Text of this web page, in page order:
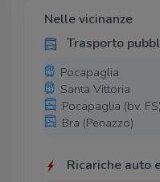
Possibilità di affittare
negozio.
Libero dal 1° maggio
Per ulteriori
Nelle vicinanze
Trasporto
Pocapaglia
Santa Vittoria
Pocapaglia (bv. FS)
Bra (Penazzo)
Ricariche auto